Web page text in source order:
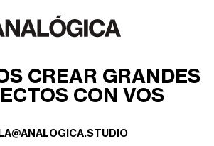
CREAR GRANDES
CON VOS